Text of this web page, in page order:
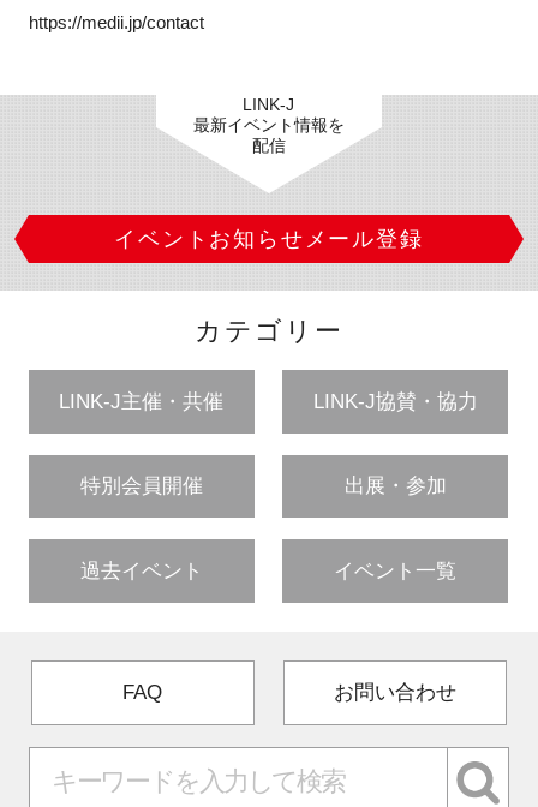
https://medii.jp/contact
LINK-J
最新イベント情報を
配信
イベントお知らせメール登録
カテゴリー
LINK-J主催・共催 LINK-J協賛・協力
特別会員開催 出展・参加
過去イベント イベント一覧
FAQ お問い合わせ